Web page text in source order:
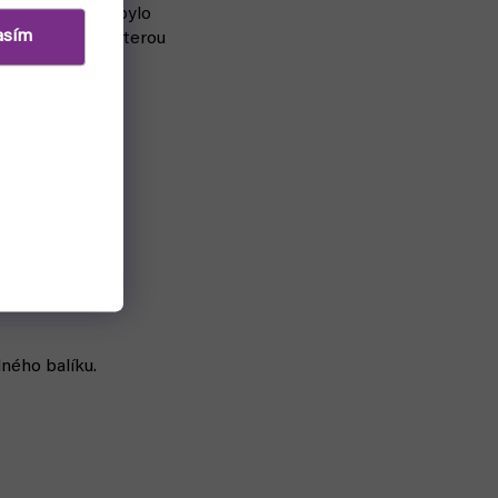
Ideální by bylo
minut, na kterou
balíku.